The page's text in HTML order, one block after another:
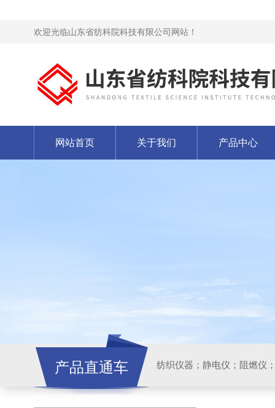
欢迎光临山东省纺科院科技有限公司网站！
网站首页 关于我们 产品中心
产品直通车 纺织仪器；静电仪；阻燃仪